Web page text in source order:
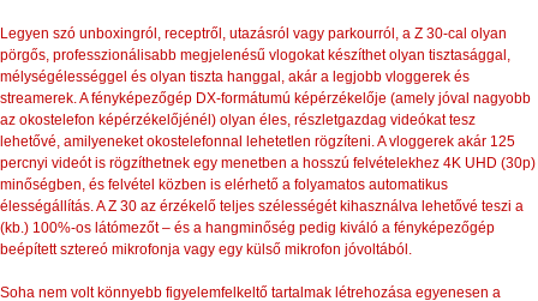
Legyen szó unboxingról, receptről, utazásról vagy parkourról, a Z 30-cal olyan
pörgős, professzionálisabb megjelenésű vlogokat készíthet olyan tisztasággal,
mélységélességgel és olyan tiszta hanggal, akár a legjobb vloggerek és
streamerek. A fényképezőgép DX-formátumú képérzékelője (amely jóval nagyobb
az okostelefon képérzékelőjénél) olyan éles, részletgazdag videókat tesz
lehetővé, amilyeneket okostelefonnal lehetetlen rögzíteni. A vloggerek akár 125
percnyi videót is rögzíthetnek egy menetben a hosszú felvételekhez 4K UHD (30p)
minőségben, és felvétel közben is elérhető a folyamatos automatikus
élességállítás. A Z 30 az érzékelő teljes szélességét kihasználva lehetővé teszi a
(kb.) 100%-os látómezőt – és a hangminőség pedig kiváló a fényképezőgép
beépített sztereó mikrofonja vagy egy külső mikrofon jóvoltából.
Soha nem volt könnyebb figyelemfelkeltő tartalmak létrehozása egyenesen a